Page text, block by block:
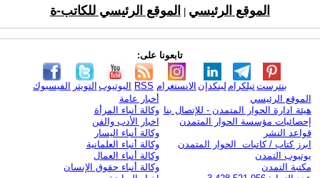
الموقع الرئيسي الموقع الرئيسي للكاتب-ة
تابعونا على:
الفيسبوك التويتر اليوتيوب RSS الانستغرام لينكدإن تيلكرامبنترست
الموقع الرئيسي
هيئة ادارة الحوار المتمدن - للإتصال بنا
إحصائيات مؤسسة الحوار المتمدن
قواعد النشر
ابرز كتاب / كاتبات الحوار المتمدن
يوتيوب التمدن
مكتبة التمدن
أخبار عامة
وكالة أنباء المرأة
اخبار الأدب والفن
وكالة أنباء اليسار
وكالة أنباء العلمانية
وكالة أنباء العمال
وكالة أنباء حقوق الإنسان